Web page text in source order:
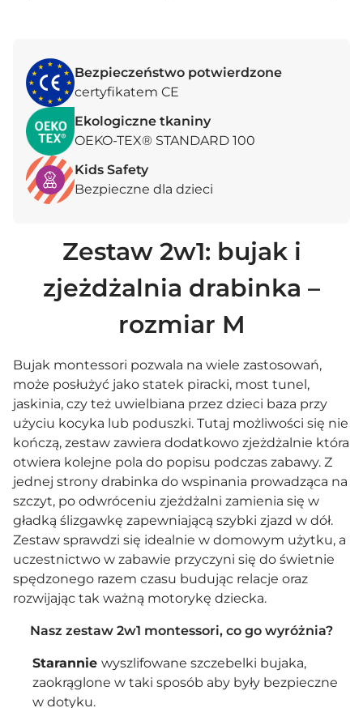
Bezpieczeństwo potwierdzone
certyfikatem CE
Ekologiczne tkaniny
OEKO-TEX® STANDARD 100
Kids Safety
Bezpieczne dla dzieci
Zestaw 2w1: bujak i
zjeżdżalnia drabinka –
rozmiar M
Bujak montessori pozwala na wiele zastosowań,
może posłużyć jako statek piracki, most tunel,
jaskinia, czy też uwielbiana przez dzieci baza przy
użyciu kocyka lub poduszki. Tutaj możliwości się nie
kończą, zestaw zawiera dodatkowo zjeżdżalnie która
otwiera kolejne pola do popisu podczas zabawy. Z
jednej strony drabinka do wspinania prowadząca na
szczyt, po odwróceniu zjeżdżalni zamienia się w
gładką ślizgawkę zapewniającą szybki zjazd w dół.
Zestaw sprawdzi się idealnie w domowym użytku, a
uczestnictwo w zabawie przyczyni się do świetnie
spędzonego razem czasu budując relacje oraz
rozwijając tak ważną motorykę dziecka.
Nasz zestaw 2w1 montessori, co go wyróżnia?
Starannie wyszlifowane szczebelki bujaka,
zaokrąglone w taki sposób aby były bezpieczne
w dotyku.